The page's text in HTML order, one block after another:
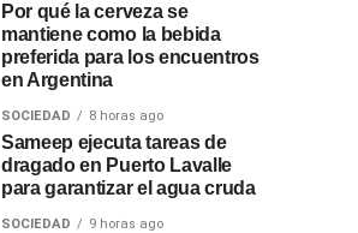
Por qué la cerveza se
mantiene como la bebida
preferida para los encuentros
en Argentina
SOCIEDAD 8 horas ago
Sameep ejecuta tareas de
dragado en Puerto Lavalle
para garantizar el agua cruda
SOCIEDAD 9 horas ago